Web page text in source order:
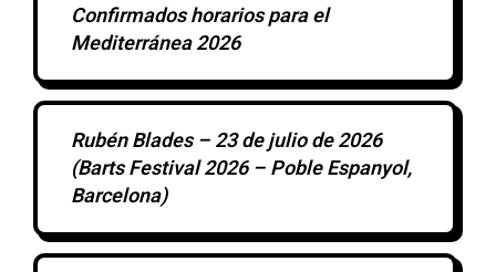
Confirmados horarios para el
Mediterránea 2026
Rubén Blades – 23 de julio de 2026
(Barts Festival 2026 – Poble Espanyol,
Barcelona)